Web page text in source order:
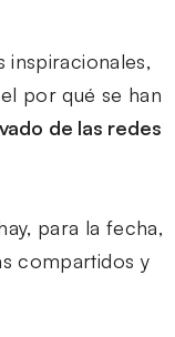
inspiracionales,
por qué se han
de las redes
para la fecha,
compartidos y